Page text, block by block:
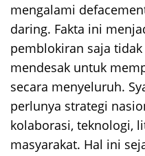
mengalami
daring. Fakta ini
pemblokiran saja
mendesak untuk
secara menyeluruh.
perlunya strategi
kolaborasi, teknologi,
masyarakat. Hal ini